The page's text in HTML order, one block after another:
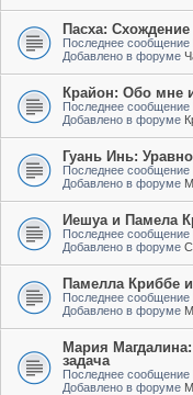
Пасха: Схождение
Последнее сообщение
Добавлено в форуме
Крайон: Обо мне
Последнее сообщение
Добавлено в форуме
Гуань Инь:
Последнее сообщение
Добавлено в форуме
Иешуа и Памела
Последнее сообщение
Добавлено в форуме
Памелла Криббе
Последнее сообщение
Добавлено в форуме
Мария
задача
Последнее сообщение
Добавлено в форуме